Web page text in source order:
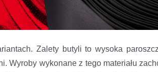
Zalety butyli to wysoka
Wyroby wykonane z tego materiału